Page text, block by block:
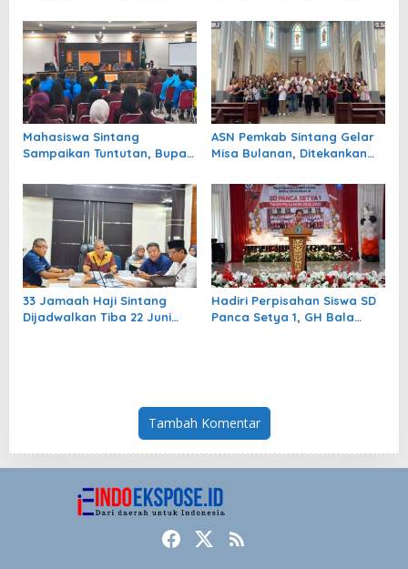
Diri dan Sportif
Mahasiswa Sintang
Sampaikan Tuntutan, Bupati
Terbatas
ASN Pemkab Sintang Gelar
Misa Bulanan, Ditekankan
Kerendahan Hati
33 Jamaah Haji Sintang
Dijadwalkan Tiba 22 Juni
Hadiri Perpisahan Siswa SD
Panca Setya 1, GH Bala
Tambah Komentar